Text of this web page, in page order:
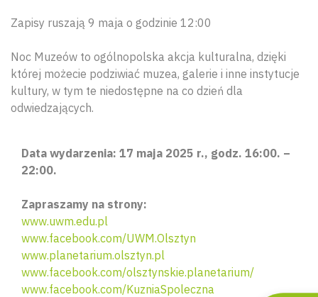
Zapisy ruszają 9 maja o godzinie 12:00
Noc Muzeów to ogólnopolska akcja kulturalna, dzięki
której możecie podziwiać muzea, galerie i inne instytucje
kultury, w tym te niedostępne na co dzień dla
odwiedzających.
Data wydarzenia: 17 maja 2025 r., godz. 16:00. –
22:00.
Zapraszamy na strony:
www.uwm.edu.pl
www.facebook.com/UWM.Olsztyn
www.planetarium.olsztyn.pl
www.facebook.com/olsztynskie.planetarium/
www.facebook.com/KuzniaSpoleczna